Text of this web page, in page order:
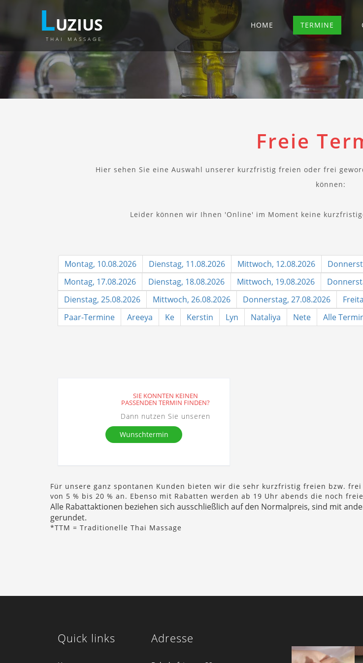
LUZIUS
THAI MASSAGE
HOME TERMINE
Freie
Hier sehen Sie eine Auswahl unserer kurzfristig freien oder frei
können:
Leider können wir Ihnen 'Online' im Moment keine
Montag, 10.08.2026 Dienstag, 11.08.2026 Mittwoch, 12.08.2026
Montag, 17.08.2026
Dienstag, 18.08.2026 Mittwoch, 19.08.2026
Dienstag, 25.08.2026
Mittwoch, 26.08.2026 Donnerstag, 27.08.2026
Paar-Termine
Areeya Ke Kerstin Lyn Nataliya Nete Alle
SIE KONNTEN KEINEN
PASSENDEN TERMIN FINDEN?
Dann nutzen Sie unseren
Wunschtermin
Für unsere ganz spontanen Kunden bieten wir die sehr kurzfristig freien bzw.
von 5 % bis 20 % an. Ebenso mit Rabatten werden ab 19 Uhr abends die noch
Alle Rabattaktionen beziehen sich ausschließlich auf den Normalpreis, sind mit
gerundet.
*TTM = Traditionelle Thai Massage
Quick links Adresse